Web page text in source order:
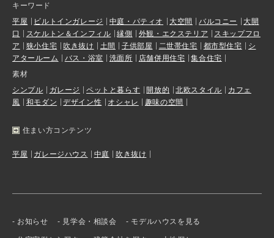
キーワード
平屋
ビルトインガレージ 中庭・パティオ 大空間 バルコニー
大開
口
スケルトン＆インフィル 縁側 外観・エクステリア
スキップフロ
ア
狭小住宅 吹き抜け 土間 子供部屋 二世帯住宅 都市型住宅
シ
アタールーム
バス・浴室 洗面所 店舗併用住宅
集合住宅
素材
シンプル
ガレージ ペットと暮らす 開放的 北欧スタイル
カフェ
風
和モダン デザイン性 オシャレ 趣味の空間
住まい方コンテンツ
平屋 ガレージハウス 中庭 吹き抜け
お知らせ 見学会・相談会 モデルハウスを見る